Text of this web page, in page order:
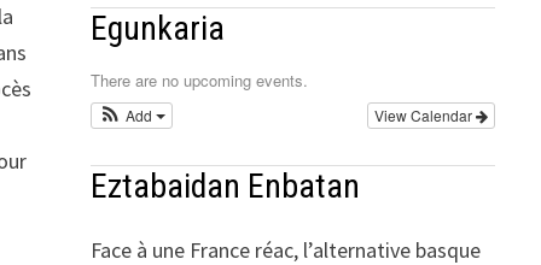
Egunkaria
There are no upcoming events.
View Calendar
Add
Eztabaidan Enbatan
Face à une France réac, l’alternative basque